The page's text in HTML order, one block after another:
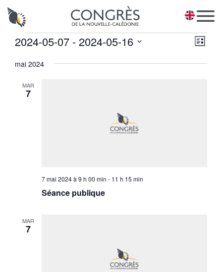
EN
Évènements
vues
Liste
2024-05-07 - 2024-05-16
une
mai 2024
MAR
7
Séance publique
7 mai 2024 à 9 h 00 min - 11 h 15 min
MAR
7
Panneau de gestion des cookies